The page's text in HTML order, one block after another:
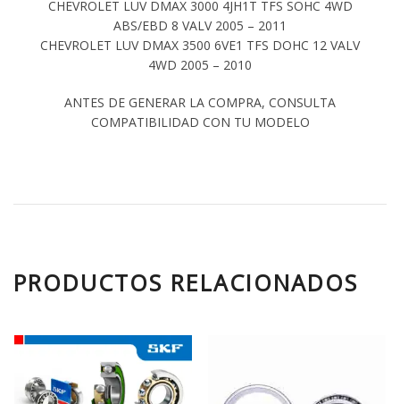
CHEVROLET LUV DMAX 3000 4JH1T TFS SOHC 4WD
ABS/EBD 8 VALV 2005 – 2011
CHEVROLET LUV DMAX 3500 6VE1 TFS DOHC 12 VALV
4WD 2005 – 2010
ANTES DE GENERAR LA COMPRA, CONSULTA
COMPATIBILIDAD CON TU MODELO
PRODUCTOS RELACIONADOS